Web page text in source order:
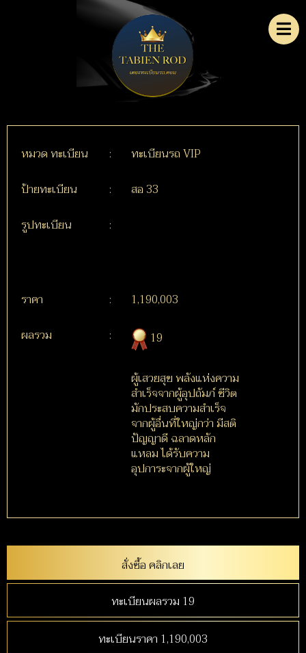
หมวด ทะเบียน :
ทะเบียนรถ VIP
ป้ายทะเบียน
:
สอ 33
รูปทะเบียน
:
ราคา :
1,190,003
ผลรวม
: 19
ผู้เสวยสุข พลังแห่งความ
สำเร็จจากผู้อุปถัมภ์ ชีวิต
มักประสบความสำเร็จ
จากผู้อื่นที่ใหญ่กว่า มีสติ
ปัญญาดี ฉลาดหลัก
แหลม ได้รับความ
อุปการะจากผู้ใหญ่
สั่งซื้อ คลิกเลย
ทะเบียนผลรวม 19
ทะเบียนราคา 1,190,003